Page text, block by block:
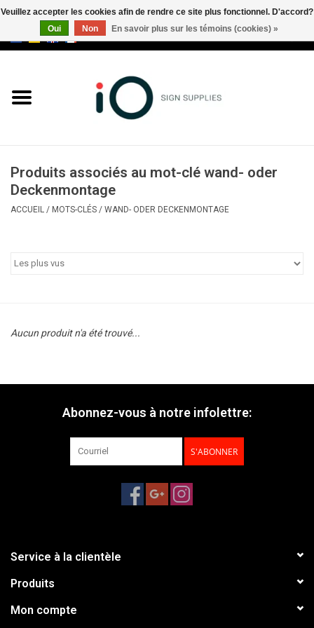
Marques
Appelez-nous au +32 3 353 67
Produits associés au mot-clé wand- oder
Deckenmontage
ACCUEIL / MOTS-CLÉS / WAND- ODER DECKENMONTAGE
Aucun produit n'a été trouvé...
Abonnez-vous à notre infolettre:
S'ABONNER
Service à la clientèle
Produits
Mon compte
Veuillez accepter les cookies afin de rendre ce site plus fonctionnel. D'accord?
Oui
Non En savoir plus sur les témoins (cookies) »